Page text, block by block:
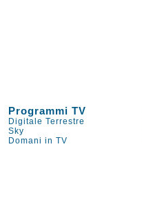
Programmi TV
Digitale Terrestre
Sky
Domani in TV